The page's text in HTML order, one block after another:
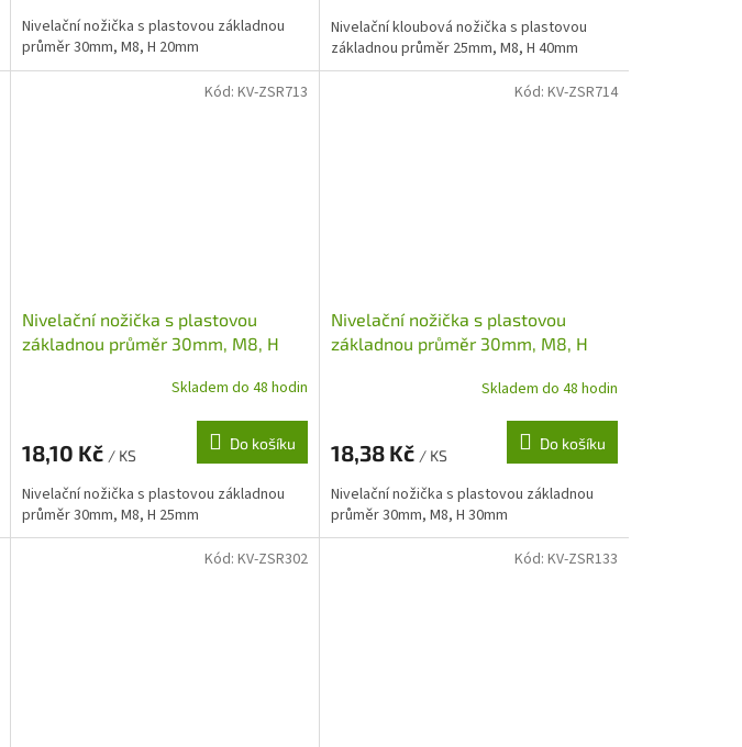
Nivelační nožička s plastovou základnou
průměr 30mm, M8, H 20mm
Nivelační kloubová nožička s plastovou
základnou průměr 25mm, M8, H 40mm
Nivelační nožička s plastovou
základnou průměr 30mm, M8, H
Skladem do 48 hodin
18,10 Kč / KS
Do košíku
Nivelační nožička s plastovou základnou
průměr 30mm, M8, H 25mm
Kód: KV-ZSR713
Nivelační nožička s plastovou
základnou průměr 30mm, M8, H
Skladem do 48 hodin
18,38 Kč / KS
Do košíku
Nivelační nožička s plastovou základnou
průměr 30mm, M8, H 30mm
Kód: KV-ZSR714
Kód: KV-ZSR302 Kód: KV-ZSR133